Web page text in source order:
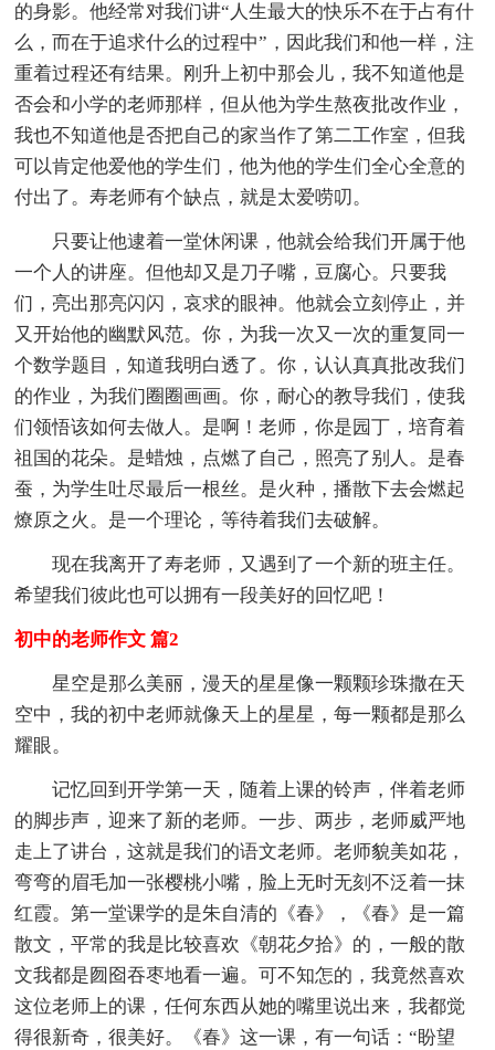
的身影。他经常对我们讲“人生最大的快乐不在于占有什
么，而在于追求什么的过程中”，因此我们和他一样，注
重着过程还有结果。刚升上初中那会儿，我不知道他是
否会和小学的老师那样，但从他为学生熬夜批改作业，
我也不知道他是否把自己的家当作了第二工作室，但我
可以肯定他爱他的学生们，他为他的学生们全心全意的
付出了。寿老师有个缺点，就是太爱唠叨。
只要让他逮着一堂休闲课，他就会给我们开属于他
一个人的讲座。但他却又是刀子嘴，豆腐心。只要我
们，亮出那亮闪闪，哀求的眼神。他就会立刻停止，并
又开始他的幽默风范。你，为我一次又一次的重复同一
个数学题目，知道我明白透了。你，认认真真批改我们
的作业，为我们圈圈画画。你，耐心的教导我们，使我
们领悟该如何去做人。是啊！老师，你是园丁，培育着
祖国的花朵。是蜡烛，点燃了自己，照亮了别人。是春
蚕，为学生吐尽最后一根丝。是火种，播散下去会燃起
燎原之火。是一个理论，等待着我们去破解。
现在我离开了寿老师，又遇到了一个新的班主任。
希望我们彼此也可以拥有一段美好的回忆吧！
初中的老师作文 篇2
星空是那么美丽，漫天的星星像一颗颗珍珠撒在天
空中，我的初中老师就像天上的星星，每一颗都是那么
耀眼。
记忆回到开学第一天，随着上课的铃声，伴着老师
的脚步声，迎来了新的老师。一步、两步，老师威严地
走上了讲台，这就是我们的语文老师。老师貌美如花，
弯弯的眉毛加一张樱桃小嘴，脸上无时无刻不泛着一抹
红霞。第一堂课学的是朱自清的《春》，《春》是一篇
散文，平常的我是比较喜欢《朝花夕拾》的，一般的散
文我都是囫囵吞枣地看一遍。可不知怎的，我竟然喜欢
这位老师上的课，任何东西从她的嘴里说出来，我都觉
得很新奇，很美好。《春》这一课，有一句话：“盼望